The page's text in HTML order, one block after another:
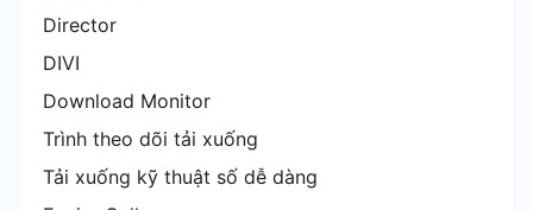
Director
DIVI
Download Monitor
Trình theo dõi tải xuống
Tải xuống kỹ thuật số dễ dàng